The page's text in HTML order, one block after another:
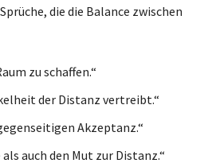
die die Balance zwischen
zu schaffen.“
der Distanz vertreibt.“
Akzeptanz.“
auch den Mut zur Distanz.“